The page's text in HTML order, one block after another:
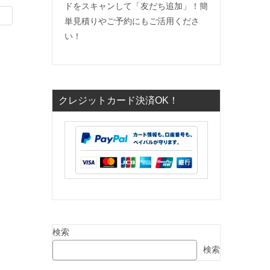
ドをスキャンして「友だち追加」！簡
単見積りやご予約にもご活用くださ
い！
クレジットカード決済OK！
検索
検索